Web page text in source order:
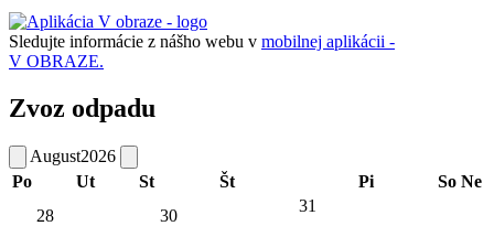
Sledujte informácie z nášho webu v mobilnej aplikácii -
V OBRAZE.
Zvoz odpadu
August2026
Po
Ut St Št Pi So Ne
28
30
31